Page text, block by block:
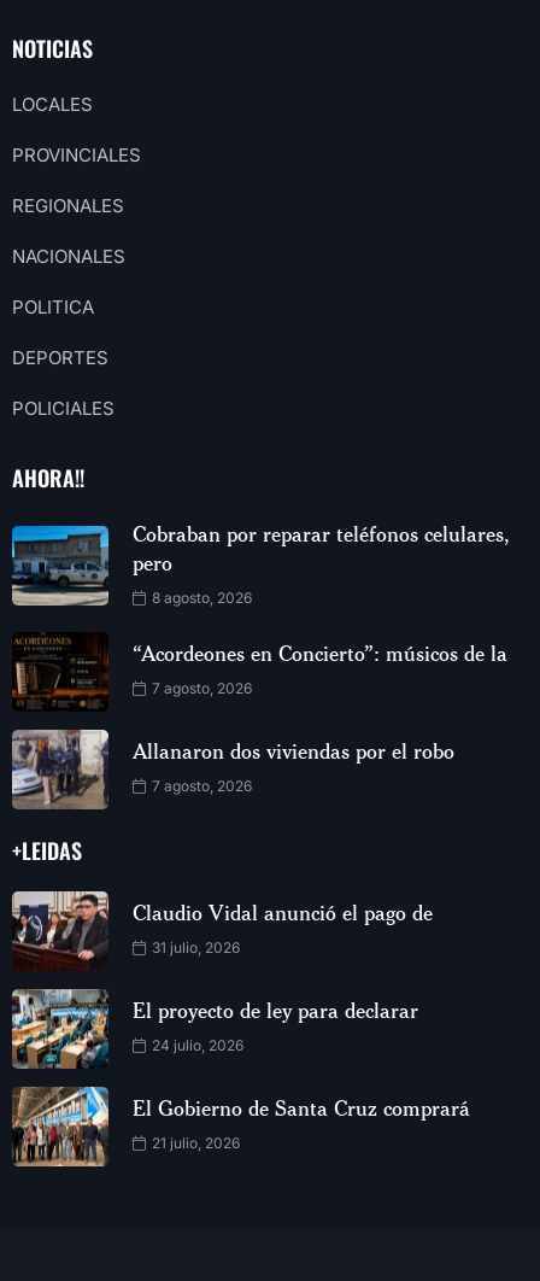
NOTICIAS
LOCALES
PROVINCIALES
REGIONALES
NACIONALES
POLITICA
DEPORTES
POLICIALES
AHORA!!
Cobraban por reparar teléfonos celulares,
pero
8 agosto, 2026
“Acordeones en Concierto”: músicos de la
7 agosto, 2026
Allanaron dos viviendas por el robo
7 agosto, 2026
+LEIDAS
Claudio Vidal anunció el pago de
31 julio, 2026
El proyecto de ley para declarar
24 julio, 2026
El Gobierno de Santa Cruz comprará
21 julio, 2026